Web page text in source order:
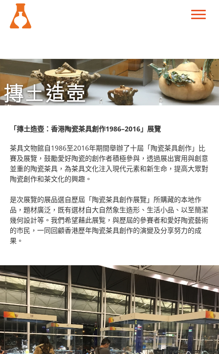
「摶土造壺：香港陶瓷茶具創作1986–2016」展覽
茶具文物館自1986至2016年期間舉辦了十屆「陶瓷茶具創作」比
賽及展覽，鼓勵愛好陶瓷的創作者積極參與，透過展出實用與創意
並重的陶瓷茶具，為茶具文化注入現代元素和新生命，提高大眾對
陶瓷創作和茶文化的興趣。
是次展覽的展品選自歷屆「陶瓷茶具創作展覽」所購藏的本地作
品，題材廣泛，既有選材自大自然象生造形、生活小品、以至簡潔
幾何設計等。我們希望藉此展覧，與歷屆的參賽者和愛好陶瓷藝術
的市民，一同回顧香港歷年陶瓷茶具創作的演變及分享努力的成
果。